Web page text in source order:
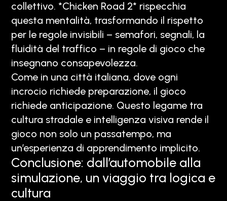
collettivo. *Chicken Road 2* rispecchia
questa mentalità, trasformando il rispetto
per le regole invisibili – semafori, segnali, la
fluidità del traffico – in regole di gioco che
insegnano consapevolezza.
Come in una città italiana, dove ogni
incrocio richiede preparazione, il gioco
richiede anticipazione. Questo legame tra
cultura stradale e intelligenza visiva rende il
gioco non solo un passatempo, ma
un’esperienza di apprendimento implicito.
Conclusione: dall’automobile alla
simulazione, un viaggio tra logica e
cultura